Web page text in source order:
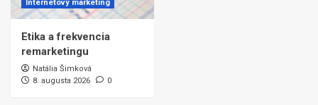
Internetový marketing
Etika a frekvencia
remarketingu
Natália Šimková
8. augusta 2026
0